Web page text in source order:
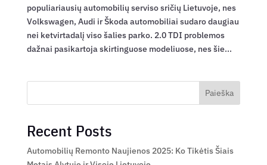
populiariausių automobilių serviso sričių Lietuvoje, nes
Volkswagen, Audi ir Škoda automobiliai sudaro daugiau
nei ketvirtadalį viso šalies parko. 2.0 TDI problemos
dažnai pasikartoja skirtinguose modeliuose, nes šie...
Paieška
Recent Posts
Automobilių Remonto Naujienos 2025: Ko Tikėtis Šiais